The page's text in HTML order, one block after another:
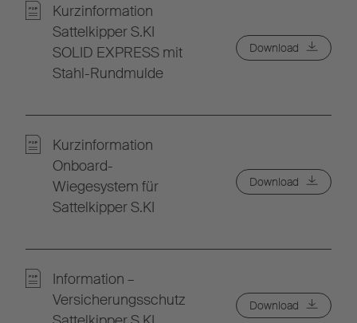
Kurzinformation
Sattelkipper S.KI
SOLID EXPRESS mit
Stahl-Rundmulde
Download
Kurzinformation
Onboard-
Wiegesystem für
Sattelkipper S.KI
Download
Information –
Versicherungsschutz
Download